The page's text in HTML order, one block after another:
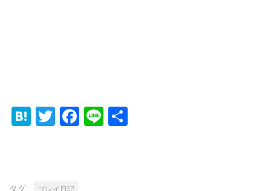
Hatena
TwitterFacebook
Line
タグ: プレイ日記